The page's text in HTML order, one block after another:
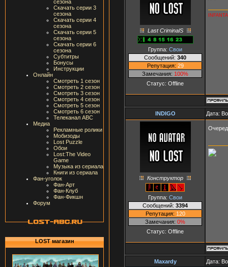
сезона
Скачать серии 3
сезона
Скачать серии 4
сезона
Скачать серии 5
сезона
Скачать серии 6
сезона
Субтитры
Бонусы
Инструкции
Онлайн
Смотреть 1 сезон
Смотреть 2 сезон
Смотреть 3 сезон
Смотреть 4 сезон
Смотреть 5 сезон
Смотреть 6 сезон
Телеканал ABC
Медиа
Рекламные ролики
Мобизоды
Lost Puzzle
Обои
Lost:The Video
Game
Музыка из сериала
Книги из сериала
Фан-уголок
Фан-Арт
Фан-Клуб
Фан-Фикшн
Форум
LOST магазин
Last CriminalS
Группа: Свои
Сообщений: 340
Репутация: 29
Замечания: 100%
Статус: Offline
INFANTA
INDIGO Дата:
Конструктор
Группа: Свои
Сообщений: 3394
Репутация: 120
Замечания: 0%
Статус: Offline
Maxardy Дата: